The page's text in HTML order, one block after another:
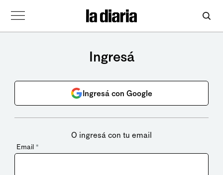
Ingresá
Ingresá con Google
O ingresá con tu email
Email *